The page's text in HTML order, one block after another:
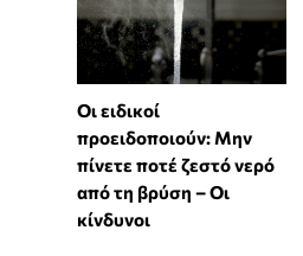
Οι ειδικοί
προειδοποιούν: Μην
πίνετε ποτέ ζεστό νερό
από τη βρύση – Οι
κίνδυνοι